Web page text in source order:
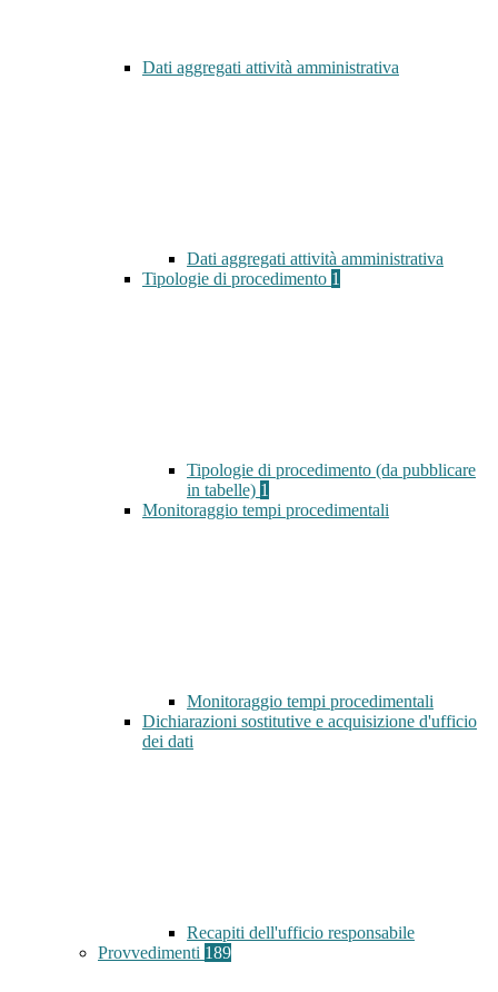
Dati aggregati attività amministrativa
Dati aggregati attività amministrativa
Tipologie di procedimento 1
Tipologie di procedimento (da pubblicare
in tabelle) 1
Monitoraggio tempi procedimentali
Monitoraggio tempi procedimentali
Dichiarazioni sostitutive e acquisizione d'ufficio
dei dati
Recapiti dell'ufficio responsabile
Provvedimenti 189